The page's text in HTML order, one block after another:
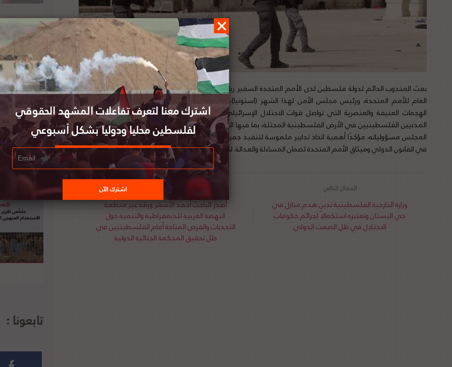
بعث المندوب الدائم لدولة فلسطين لدى الأمم المتحدة السفير رياض منصور ثلاث رسائل متطابقة إلى كل من الأمين
العام للأمم المتحدة، ورئيس مجلس الأمن لهذا الشهر (استونيا)، ورئيس الجمعية العامة للأمم المتحدة، حول تزايد
الهجمات العنيفة والعنصرية التي تواصل قوات الاحتلال الإسرائيلي ومجموعات المستوطنين المتطرفين شنها ضد
المدنيين الفلسطينيين في الأرض الفلسطينية المحتلة، بما فيها القدس الشرقية، وشدد منصور على ضرورة أن يتحمل
المجلس مسؤولياته، مؤكدًا أهمية اتخاذ تدابير ملموسة لتنفيذ جميع قراراته باستخدام الأدوات والآليات القانونية الواضحة
في القانون الدولي وميثاق الأمم المتحدة لضمان المساءلة والعدالة. لتفاصيل الخبر ومصدره الأصلي،هنا
أصدر الباحث أحمد الأشقر ورقة عبر منظمة
النهضة العربية للديمقراطية والتنمية حول
التحديات والفرص المتاحة أمام الفلسطينيين في
ظل تحقيق المحكمة الجنائية الدولية
وزارة الخارجية الفلسطينية تدين هدم منازل في
حي البستان وتعتبره استكمالاً لجرائم حكومات
الاحتلال في ظل الصمت الدولي
تابعونا :
اشترك معنا لتعرف تفاعلات المشهد الحقوقي
لفلسطين محليا ودوليا بشكل أسبوعي